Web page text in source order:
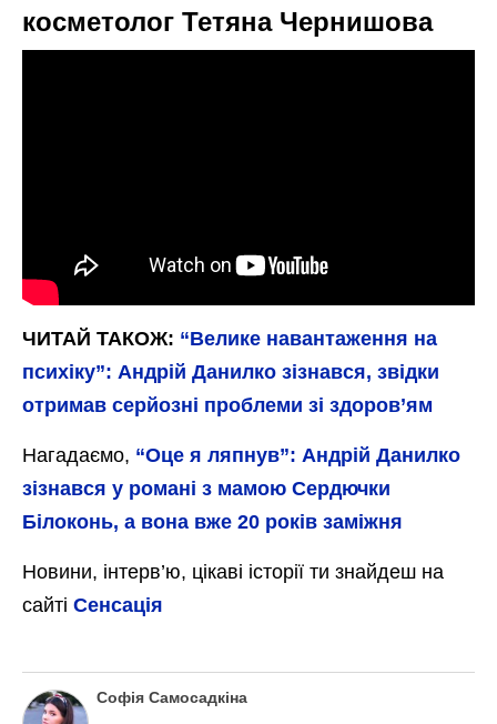
косметолог Тетяна Чернишова
ЧИТАЙ ТАКОЖ: “Велике навантаження на
психіку”: Андрій Данилко зізнався, звідки
отримав серйозні проблеми зі здоров’ям
Нагадаємо, “Оце я ляпнув”: Андрій Данилко
зізнався у романі з мамою Сердючки
Білоконь, а вона вже 20 років заміжня
Новини, інтерв’ю, цікаві історії ти знайдеш на
сайті Сенсація
Софія Самосадкіна